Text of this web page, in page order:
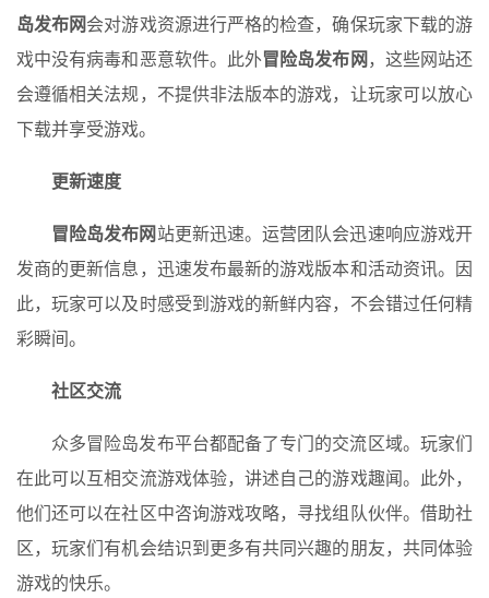
岛发布网会对游戏资源进行严格的检查，确保玩家下载的游
戏中没有病毒和恶意软件。此外冒险岛发布网 ，这些网站还
会遵循相关法规，不提供非法版本的游戏，让玩家可以放心
下载并享受游戏。
更新速度
冒险岛发布网 站更新迅速。运营团队会迅速响应游戏开
发商的更新信息，迅速发布最新的游戏版本和活动资讯。因
此，玩家可以及时感受到游戏的新鲜内容，不会错过任何精
彩瞬间。
社区交流
众多冒险岛发布平台都配备了专门的交流区域。玩家们
在此可以互相交流游戏体验，讲述自己的游戏趣闻。此外，
他们还可以在社区中咨询游戏攻略，寻找组队伙伴。借助社
区，玩家们有机会结识到更多有共同兴趣的朋友，共同体验
游戏的快乐。